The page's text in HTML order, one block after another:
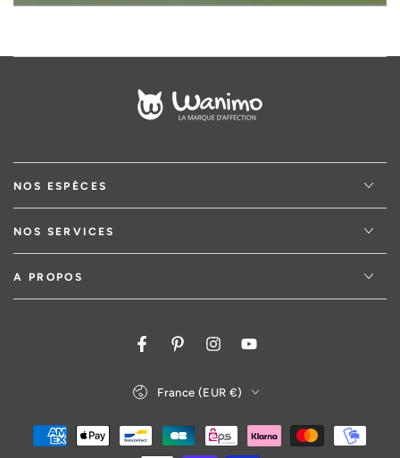
NOS ESPÈCES
NOS SERVICES
A PROPOS
FacebookPinterestInstagramYouTube
France (EUR €)
Modes